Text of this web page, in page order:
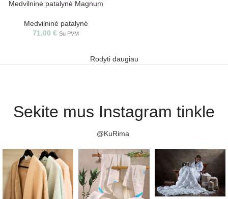
Medvilninė patalynė Magnum
Medvilninė patalynė
71,00 € Su PVM
Rodyti daugiau
Sekite mus Instagram tinkle
@KuRima